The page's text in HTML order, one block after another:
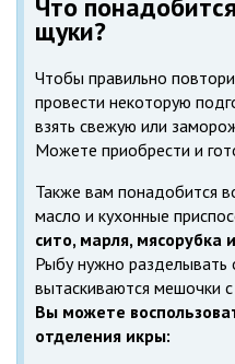
Что
щуки?
Чтобы правильно
провести некоторую
взять свежую или
Можете приобрести и
Также вам понадобится
масло и кухонные
сито, марля, мясорубка
Рыбу нужно разделывать
вытаскиваются мешочки с
Вы можете
отделения икры: